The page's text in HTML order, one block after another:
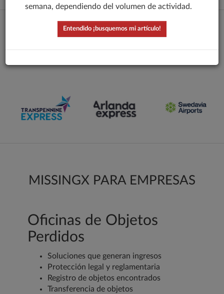
MISSINGX PARA EMPRESAS
Oficinas de Objetos
Perdidos
Soluciones que generan ingresos
Protección legal y reglamentaria
Registro de objetos encontrados
Transferencia de objetos
semana, dependiendo del volumen de actividad.
Entendido ¡busquemos mi artículo!